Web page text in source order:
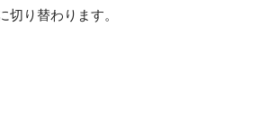
切り替わります。